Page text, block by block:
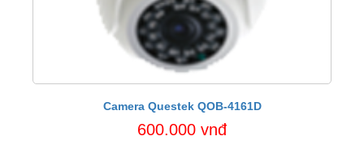
Camera Questek QOB-4161D
600.000 vnđ